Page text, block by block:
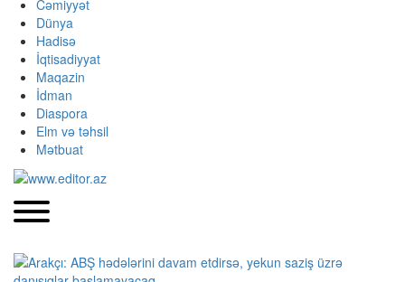
Cəmiyyət
Dünya
Hadisə
İqtisadiyyat
Maqazin
İdman
Diaspora
Elm və təhsil
Mətbuat